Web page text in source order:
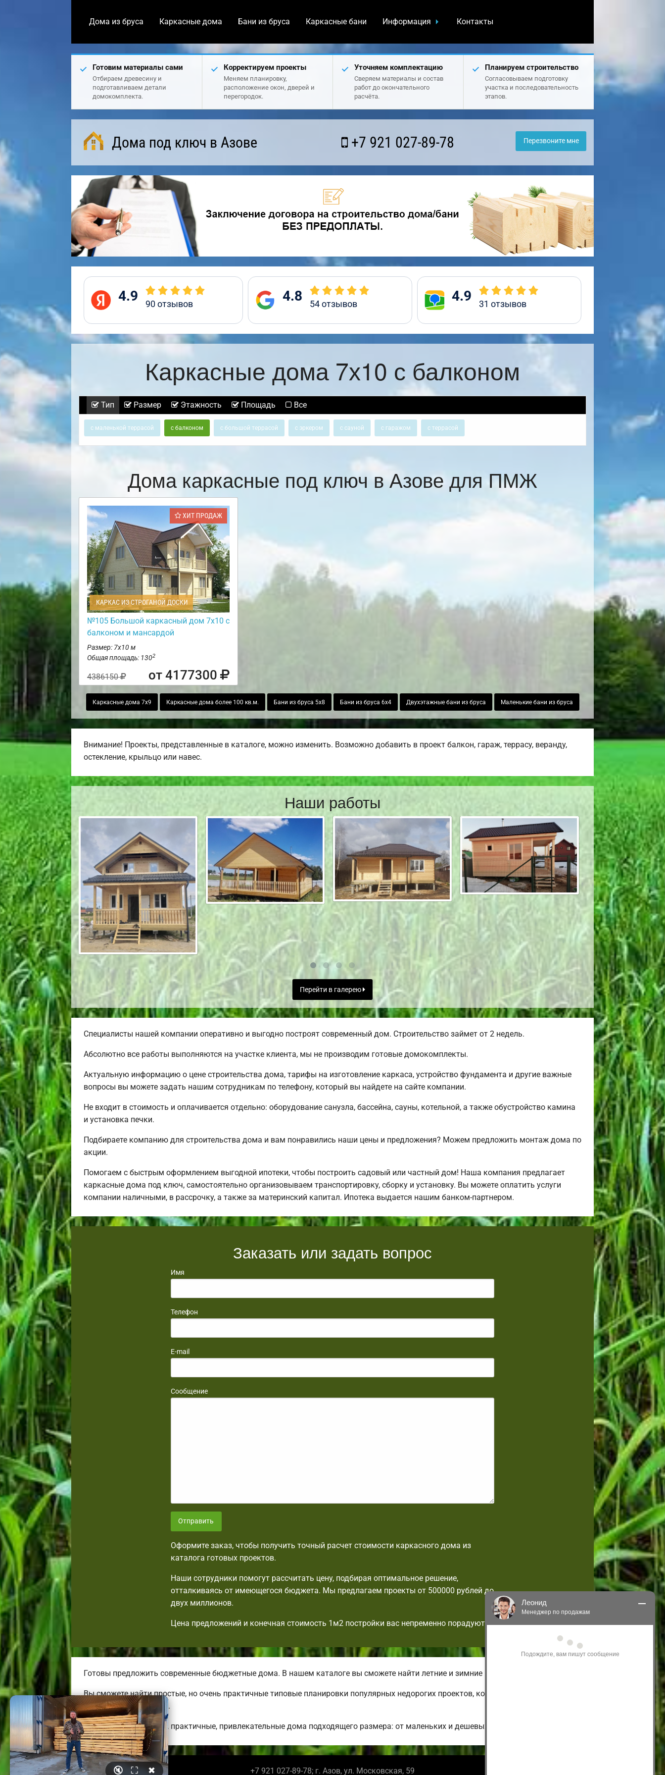
Дома из бруса Каркасные дома Бани из бруса Каркасные бани Информация Контакты
Готовим материалы сами
Отбираем древесину и
подготавливаем детали
домокомплекта.
Корректируем проекты
Меняем планировку,
расположение окон, дверей и
перегородок.
Уточняем комплектацию
Сверяем материалы и состав
работ до окончательного
расчёта.
Планируем строительство
Согласовываем подготовку
участка и последовательность
этапов.
Дома под ключ в Азове +7 921 027-89-78 Перезвоните мне
4.9 90отзывов 4.8 54отзывов 4.9 31 отзывов
Каркасные дома 7х10 с балконом
Тип Размер Этажность Площадь Все
с маленькой террасой с балконом с большой террасой с эркером с сауной с гаражом с террасой
Дома каркасные под ключ в Азове для ПМЖ
ХИТ ПРОДАЖ
КАРКАС ИЗ СТРОГАНОЙ ДОСКИ
№105 Большой каркасный дом 7х10 с
балконом и мансардой
Размер: 7х10 м
Общая площадь: 1302
4386150 от 4177300
Каркасные дома 7х9 Каркасные дома более 100 кв.м. Бани из бруса 5х8 Бани из бруса 6х4 Двухэтажные бани из бруса Маленькие бани из бруса
Внимание! Проекты, представленные в каталоге, можно изменить. Возможно добавить в проект балкон, гараж, террасу, веранду,
остекление, крыльцо или навес.
Наши работы
Перейти в галерею
Специалисты нашей компании оперативно и выгодно построят современный дом. Строительство займет от 2 недель.
Абсолютно все работы выполняются на участке клиента, мы не производим готовые домокомплекты.
Актуальную информацию о цене строительства дома, тарифы на изготовление каркаса, устройство фундамента и другие важные
вопросы вы можете задать нашим сотрудникам по телефону, который вы найдете на сайте компании.
Не входит в стоимость и оплачивается отдельно: оборудование санузла, бассейна, сауны, котельной, а также обустройство камина
и установка печки.
Подбираете компанию для строительства дома и вам понравились наши цены и предложения? Можем предложить монтаж дома по
акции.
Помогаем с быстрым оформлением выгодной ипотеки, чтобы построить садовый или частный дом! Наша компания предлагает
каркасные дома под ключ, самостоятельно организовываем транспортировку, сборку и установку. Вы можете оплатить услуги
компании наличными, в рассрочку, а также за материнский капитал. Ипотека выдается нашим банком-партнером.
Заказать или задать вопрос
Имя
Телефон
E-mail
Сообщение
Отправить
Оформите заказ, чтобы получить точный расчет стоимости каркасного дома из
каталога готовых проектов.
Наши сотрудники помогут рассчитать цену, подбирая оптимальное решение,
отталкиваясь от имеющегося бюджета. Мы предлагаем проекты от 500000 рублей до
двух миллионов.
Цена предложений и конечная стоимость 1м2 постройки вас непременно порадуют!
Готовы предложить современные бюджетные дома. В нашем каталоге вы сможете найти летние и зимние комплектации домов.
Вы сможете найти простые, но очень практичные типовые планировки популярных недорогих проектов, которые возможно
изменить на свой вкус.
Строим оригинальные, практичные, привлекательные дома подходящего размера: от маленьких и дешевых до больших коттеджей.
© 2026 azovbrusdoma.ru +7 921 027-89-78; г. Азов, ул. Московская, 59
🔇 ⛶ ✖
Леонид
Менеджер по продажам
Здравствуйте! Я могу
проконсультировать Вас по нашим
акциям и проектам.